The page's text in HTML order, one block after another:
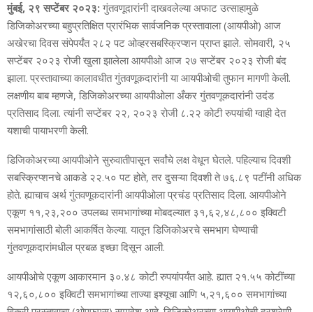
मुंबई, २९ सप्टेंबर २०२३: गुंतवणूदारांनी दाखवलेल्या अफाट उत्साहामुळे
डिजिकोअरच्या बहुप्रतिक्षित प्रारंभिक सार्वजनिक प्रस्तावाला (आयपीओ) आज
अखेरचा दिवस संपेपर्यंत २८२ पट ओव्हरसबस्क्रिप्शन प्राप्त झाले. सोमवारी, २५
सप्टेंबर २०२३ रोजी खुला झालेला आयपीओ आज २७ सप्टेंबर २०२३ रोजी बंद
झाला. प्रस्तावाच्या कालावधीत गुंतवणूकदारांनी या आयपीओची तुफान मागणी केली.
लक्षणीय बाब म्हणजे, डिजिकोअरच्या आयपीओला अँकर गुंतवणूकदारांनी उदंड
प्रतिसाद दिला. त्यांनी सप्टेंबर २२, २०२३ रोजी ८.२२ कोटी रुपयांची ग्वाही देत
यशाची पायाभरणी केली.
डिजिकोअरच्या आयपीओने सुरुवातीपासून सर्वांचे लक्ष वेधून घेतले. पहिल्याच दिवशी
सबस्क्रिप्शनचे आकडे २२.५० पट होते, तर दुसऱ्या दिवशी ते ७६.८९ पटींनी अधिक
होते. ह्याचाच अर्थ गुंतवणूकदारांनी आयपीओला प्रचंड प्रतिसाद दिला. आयपीओने
एकूण ११,२३,२०० उपलब्ध समभागांच्या मोबदल्यात ३१,६२,४८,८०० इक्विटी
समभागांसाठी बोली आकर्षित केल्या. यातून डिजिकोअरचे समभाग घेण्याची
गुंतवणूकदारांमधील प्रबळ इच्छा दिसून आली.
आयपीओचे एकूण आकारमान ३०.४८ कोटी रुपयांपर्यंत आहे. ह्यात २१.५५ कोटींच्या
१२,६०,८०० इक्विटी समभागांच्या ताज्या इश्यूचा आणि ५,२१,६०० समभागांच्या